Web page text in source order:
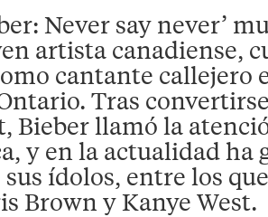
Never say never’
artista canadiense,
cantante callejero
Tras
Bieber llamó la
y en la actualidad ha
sus ídolos, entre los
Brown y Kanye West.